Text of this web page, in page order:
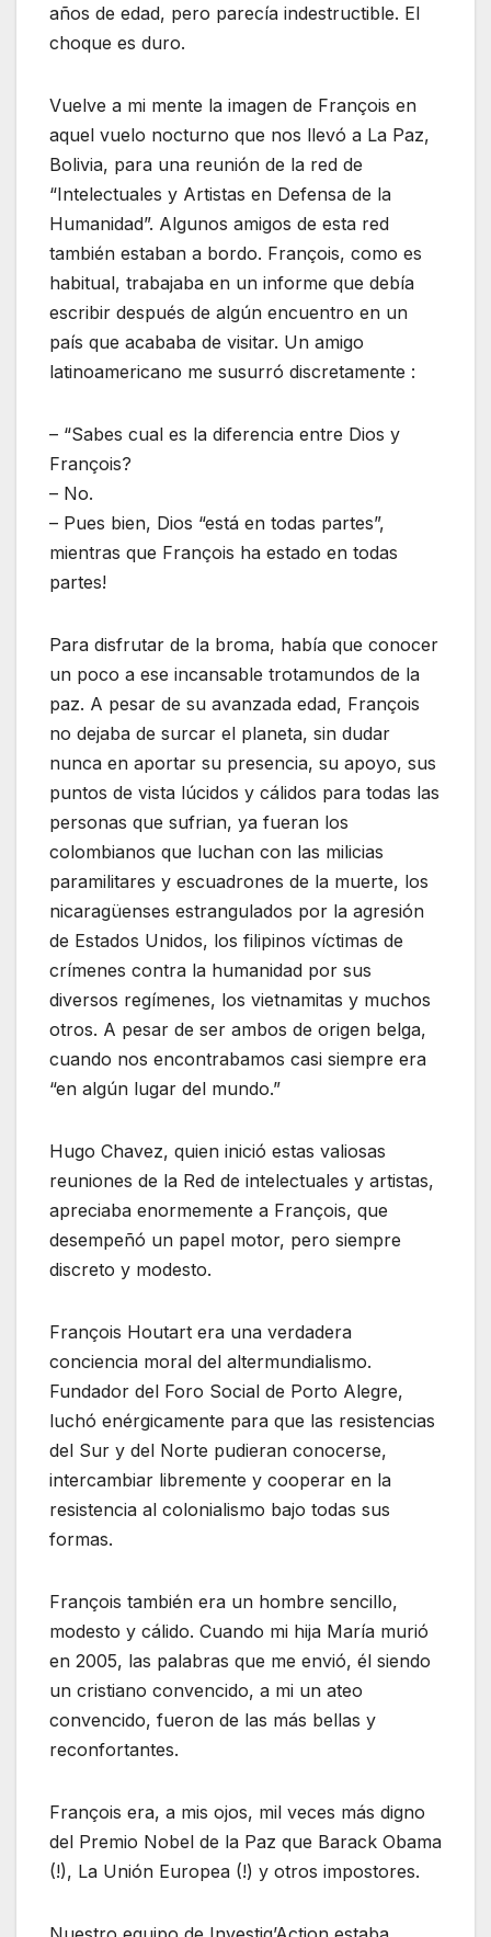
años de edad, pero parecía indestructible. El
choque es duro.
Vuelve a mi mente la imagen de François en
aquel vuelo nocturno que nos llevó a La Paz,
Bolivia, para una reunión de la red de
“Intelectuales y Artistas en Defensa de la
Humanidad”. Algunos amigos de esta red
también estaban a bordo. François, como es
habitual, trabajaba en un informe que debía
escribir después de algún encuentro en un
país que acababa de visitar. Un amigo
latinoamericano me susurró discretamente :
– “Sabes cual es la diferencia entre Dios y
François?
– No.
– Pues bien, Dios “está en todas partes”,
mientras que François ha estado en todas
partes!
Para disfrutar de la broma, había que conocer
un poco a ese incansable trotamundos de la
paz. A pesar de su avanzada edad, François
no dejaba de surcar el planeta, sin dudar
nunca en aportar su presencia, su apoyo, sus
puntos de vista lúcidos y cálidos para todas las
personas que sufrian, ya fueran los
colombianos que luchan con las milicias
paramilitares y escuadrones de la muerte, los
nicaragüenses estrangulados por la agresión
de Estados Unidos, los filipinos víctimas de
crímenes contra la humanidad por sus
diversos regímenes, los vietnamitas y muchos
otros. A pesar de ser ambos de origen belga,
cuando nos encontrabamos casi siempre era
“en algún lugar del mundo.”
Hugo Chavez, quien inició estas valiosas
reuniones de la Red de intelectuales y artistas,
apreciaba enormemente a François, que
desempeñó un papel motor, pero siempre
discreto y modesto.
François Houtart era una verdadera
conciencia moral del altermundialismo.
Fundador del Foro Social de Porto Alegre,
luchó enérgicamente para que las resistencias
del Sur y del Norte pudieran conocerse,
intercambiar libremente y cooperar en la
resistencia al colonialismo bajo todas sus
formas.
François también era un hombre sencillo,
modesto y cálido. Cuando mi hija María murió
en 2005, las palabras que me envió, él siendo
un cristiano convencido, a mi un ateo
convencido, fueron de las más bellas y
reconfortantes.
François era, a mis ojos, mil veces más digno
del Premio Nobel de la Paz que Barack Obama
(!), La Unión Europea (!) y otros impostores.